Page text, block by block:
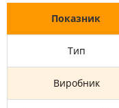
Показник
Тип
Виробник